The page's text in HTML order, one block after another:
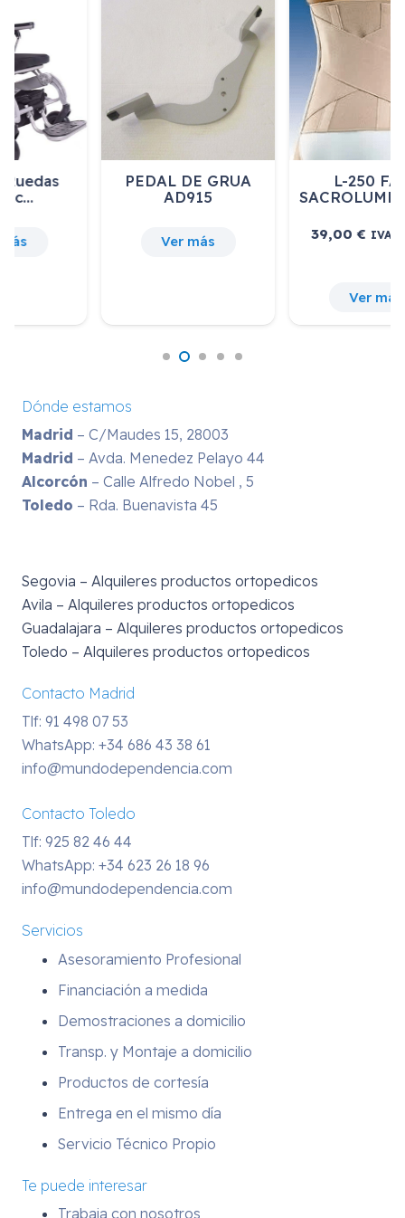
PEDAL DE GRUA
L-250 FAJA
SACROLUMBAR EL…
IVA incluido
Dónde estamos
Madrid – C/Maudes 15, 28003
Madrid – Avda. Menedez Pelayo 44
Alcorcón – Calle Alfredo Nobel , 5
Toledo – Rda. Buenavista 45
Segovia – Alquileres productos ortopedicos
Avila – Alquileres productos ortopedicos
Guadalajara – Alquileres productos ortopedicos
Toledo – Alquileres productos ortopedicos
Contacto Madrid
Tlf: 91 498 07 53
WhatsApp: +34 686 43 38 61
info@mundodependencia.com
Contacto Toledo
Tlf: 925 82 46 44
WhatsApp: +34 623 26 18 96
info@mundodependencia.com
Servicios
Asesoramiento Profesional
Financiación a medida
Demostraciones a domicilio
Transp. y Montaje a domicilio
Productos de cortesía
Entrega en el mismo día
Servicio Técnico Propio
Te puede interesar
Trabaja con nosotros